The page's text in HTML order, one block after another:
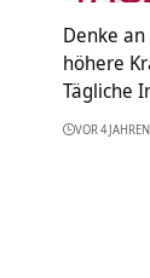
Denke
höhere
Tägliche
VOR 4 JAHREN